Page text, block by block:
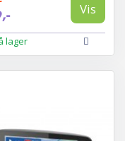
Vis
lager